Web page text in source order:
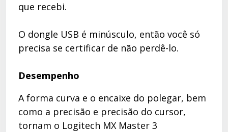
que recebi.
O dongle USB é minúsculo, então você só
precisa se certificar de não perdê-lo.
Desempenho
A forma curva e o encaixe do polegar, bem
como a precisão e precisão do cursor,
tornam o Logitech MX Master 3